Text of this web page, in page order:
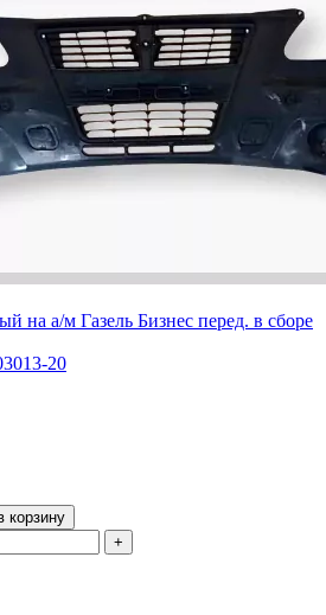
на а/м Газель Бизнес перед. в сборе
20
корзину
+